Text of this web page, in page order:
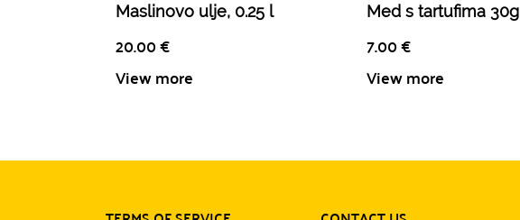
Maslinovo ulje, 0.25 l
20.00€
View more
Med s tartufima 30g
7.00€
View more